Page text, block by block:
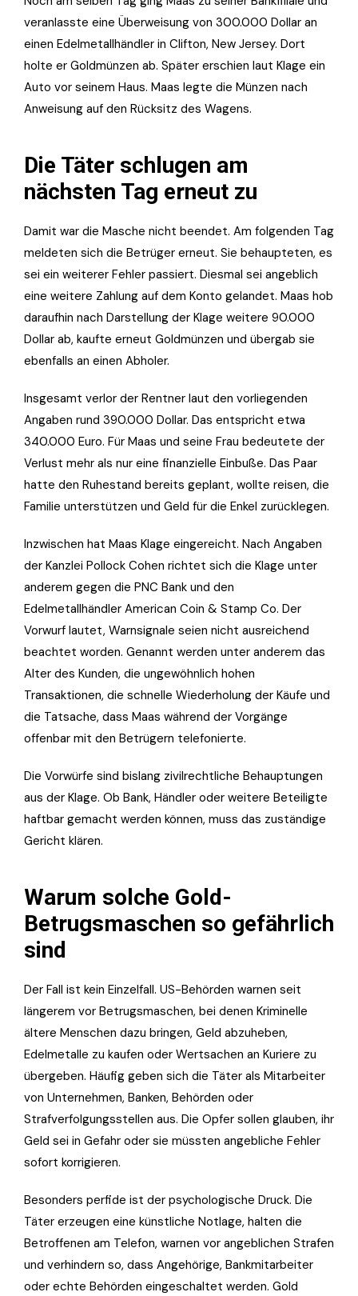
veranlasste eine Überweisung von 300.000 Dollar an
einen Edelmetallhändler in Clifton, New Jersey. Dort
holte er Goldmünzen ab. Später erschien laut Klage ein
Auto vor seinem Haus. Maas legte die Münzen nach
Anweisung auf den Rücksitz des Wagens.
Die Täter schlugen am
nächsten Tag erneut zu
Damit war die Masche nicht beendet. Am folgenden Tag
meldeten sich die Betrüger erneut. Sie behaupteten, es
sei ein weiterer Fehler passiert. Diesmal sei angeblich
eine weitere Zahlung auf dem Konto gelandet. Maas hob
daraufhin nach Darstellung der Klage weitere 90.000
Dollar ab, kaufte erneut Goldmünzen und übergab sie
ebenfalls an einen Abholer.
Insgesamt verlor der Rentner laut den vorliegenden
Angaben rund 390.000 Dollar. Das entspricht etwa
340.000 Euro. Für Maas und seine Frau bedeutete der
Verlust mehr als nur eine finanzielle Einbuße. Das Paar
hatte den Ruhestand bereits geplant, wollte reisen, die
Familie unterstützen und Geld für die Enkel zurücklegen.
Inzwischen hat Maas Klage eingereicht. Nach Angaben
der Kanzlei Pollock Cohen richtet sich die Klage unter
anderem gegen die PNC Bank und den
Edelmetallhändler American Coin & Stamp Co. Der
Vorwurf lautet, Warnsignale seien nicht ausreichend
beachtet worden. Genannt werden unter anderem das
Alter des Kunden, die ungewöhnlich hohen
Transaktionen, die schnelle Wiederholung der Käufe und
die Tatsache, dass Maas während der Vorgänge
offenbar mit den Betrügern telefonierte.
Die Vorwürfe sind bislang zivilrechtliche Behauptungen
aus der Klage. Ob Bank, Händler oder weitere Beteiligte
haftbar gemacht werden können, muss das zuständige
Gericht klären.
Warum solche Gold-
Betrugsmaschen so gefährlich
sind
Der Fall ist kein Einzelfall. US-Behörden warnen seit
längerem vor Betrugsmaschen, bei denen Kriminelle
ältere Menschen dazu bringen, Geld abzuheben,
Edelmetalle zu kaufen oder Wertsachen an Kuriere zu
übergeben. Häufig geben sich die Täter als Mitarbeiter
von Unternehmen, Banken, Behörden oder
Strafverfolgungsstellen aus. Die Opfer sollen glauben, ihr
Geld sei in Gefahr oder sie müssten angebliche Fehler
sofort korrigieren.
Besonders perfide ist der psychologische Druck. Die
Täter erzeugen eine künstliche Notlage, halten die
Betroffenen am Telefon, warnen vor angeblichen Strafen
und verhindern so, dass Angehörige, Bankmitarbeiter
oder echte Behörden eingeschaltet werden. Gold